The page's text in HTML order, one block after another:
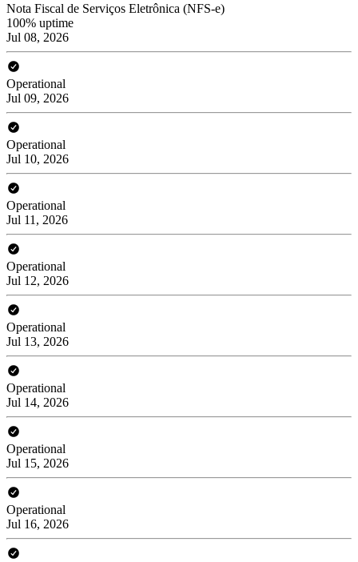
Nota Fiscal de Serviços Eletrônica (NFS-e)
100% uptime
Jul 08, 2026
Operational
Jul 09, 2026
Operational
Jul 10, 2026
Operational
Jul 11, 2026
Operational
Jul 12, 2026
Operational
Jul 13, 2026
Operational
Jul 14, 2026
Operational
Jul 15, 2026
Operational
Jul 16, 2026